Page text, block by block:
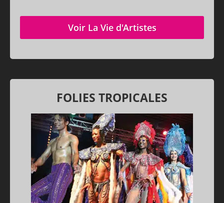
Voir La Vie d'Artistes
FOLIES TROPICALES